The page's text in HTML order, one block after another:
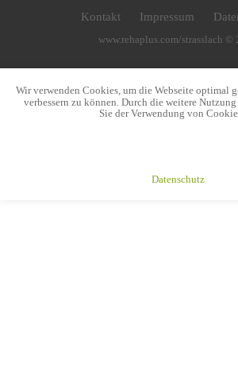
Kontakt Impressum
www.rehaplus.com/strasslach ©
Wir verwenden Cookies, um die Webseite optimal
verbessern zu können. Durch die weitere
Sie der Verwendung von
Datenschutz